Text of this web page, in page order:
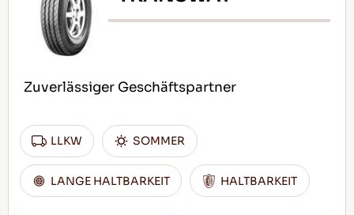
Zuverlässiger Geschäftspartner
LLKW SOMMER
LANGE HALTBARKEIT HALTBARKEIT